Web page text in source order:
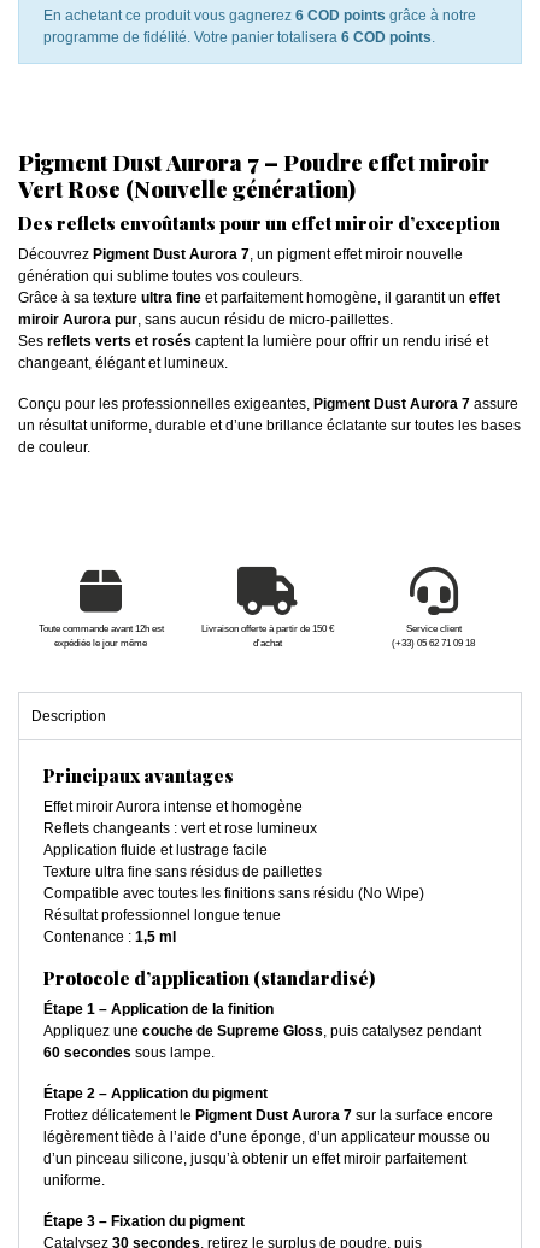
En achetant ce produit vous gagnerez 6 COD points grâce à notre
programme de fidélité. Votre panier totalisera 6 COD points.
Pigment Dust Aurora 7 – Poudre effet miroir
Vert Rose (Nouvelle génération)
Des reflets envoûtants pour un effet miroir d’exception
Découvrez Pigment Dust Aurora 7, un pigment effet miroir nouvelle
génération qui sublime toutes vos couleurs.
Grâce à sa texture ultra fine et parfaitement homogène, il garantit un effet
miroir Aurora pur, sans aucun résidu de micro-paillettes.
Ses reflets verts et rosés captent la lumière pour offrir un rendu irisé et
changeant, élégant et lumineux.
Conçu pour les professionnelles exigeantes, Pigment Dust Aurora 7 assure
un résultat uniforme, durable et d’une brillance éclatante sur toutes les bases
de couleur.
Toute commande avant 12h est
expédiée le jour même
Livraison offerte à partir de 150 €
d'achat
Service client
(+33) 05 62 71 09 18
Description
Principaux avantages
Effet miroir Aurora intense et homogène
Reflets changeants : vert et rose lumineux
Application fluide et lustrage facile
Texture ultra fine sans résidus de paillettes
Compatible avec toutes les finitions sans résidu (No Wipe)
Résultat professionnel longue tenue
Contenance : 1,5 ml
Protocole d’application (standardisé)
Étape 1 – Application de la finition
Appliquez une couche de Supreme Gloss, puis catalysez pendant
60 secondes sous lampe.
Étape 2 – Application du pigment
Frottez délicatement le Pigment Dust Aurora 7 sur la surface encore
légèrement tiède à l’aide d’une éponge, d’un applicateur mousse ou
d’un pinceau silicone, jusqu’à obtenir un effet miroir parfaitement
uniforme.
Étape 3 – Fixation du pigment
Catalysez 30 secondes, retirez le surplus de poudre, puis